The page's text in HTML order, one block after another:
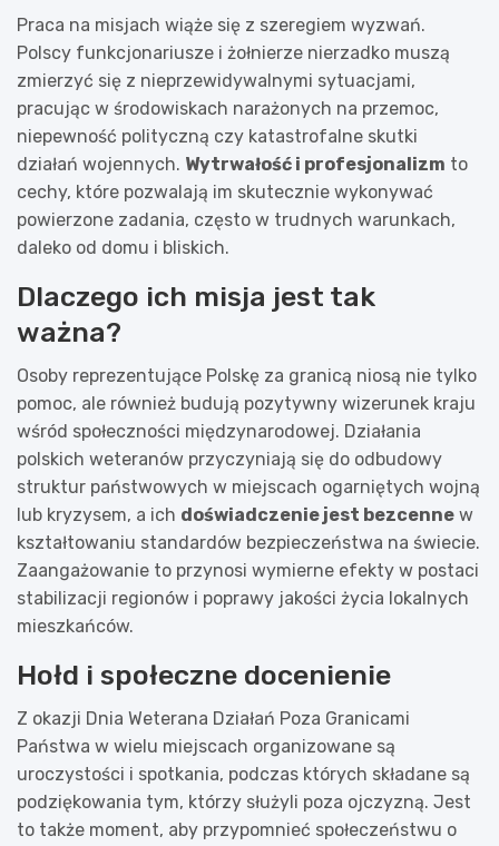
Praca na misjach wiąże się z szeregiem wyzwań.
Polscy funkcjonariusze i żołnierze nierzadko muszą
zmierzyć się z nieprzewidywalnymi sytuacjami,
pracując w środowiskach narażonych na przemoc,
niepewność polityczną czy katastrofalne skutki
działań wojennych. Wytrwałość i profesjonalizm to
cechy, które pozwalają im skutecznie wykonywać
powierzone zadania, często w trudnych warunkach,
daleko od domu i bliskich.
Dlaczego ich misja jest tak
ważna?
Osoby reprezentujące Polskę za granicą niosą nie tylko
pomoc, ale również budują pozytywny wizerunek kraju
wśród społeczności międzynarodowej. Działania
polskich weteranów przyczyniają się do odbudowy
struktur państwowych w miejscach ogarniętych wojną
lub kryzysem, a ich doświadczenie jest bezcenne w
kształtowaniu standardów bezpieczeństwa na świecie.
Zaangażowanie to przynosi wymierne efekty w postaci
stabilizacji regionów i poprawy jakości życia lokalnych
mieszkańców.
Hołd i społeczne docenienie
Z okazji Dnia Weterana Działań Poza Granicami
Państwa w wielu miejscach organizowane są
uroczystości i spotkania, podczas których składane są
podziękowania tym, którzy służyli poza ojczyzną. Jest
to także moment, aby przypomnieć społeczeństwu o